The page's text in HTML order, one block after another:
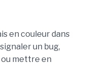
en couleur dans
un bug,
mettre en